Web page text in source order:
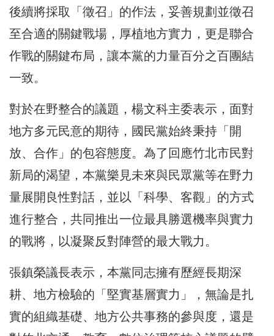
後續將採取「徵召」的作法，妥善規劃並徵召
至合適的關鍵戰場，厚植地方實力，更是聯合
作戰的關鍵布局，讓本黨的力量百分之百團結
一致。
對於在野整合的議題，楊文科主委表示，面對
地方多元民意的期待，國民黨始終秉持「開
放、合作」的包容態度。為了回應竹北市民對
新局的渴望，本黨樂見未來與民眾黨等在野力
量展開良性對話，並以「科學、客觀」的方式
進行整合，共同推出一位最具勝選機率與實力
的戰將，以凝聚反對陣營的最大戰力。
張鎮榮議長表示，本黨同志擁有歷經長期深
耕、地方檢驗的「堅實基層實力」，無論是扎
實的組織基礎、地方公共事務的參與度，還是